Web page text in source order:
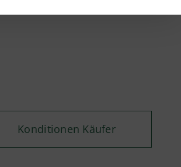
Konditionen Käufer